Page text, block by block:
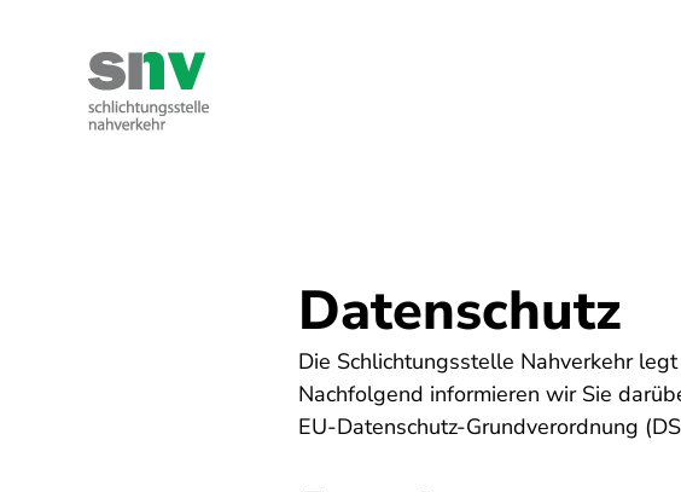
Kontakt
Datenschutz
Die Schlichtungsstelle Nahverkehr
Nachfolgend informieren wir Sie
EU-Datenschutz-Grundverordnung